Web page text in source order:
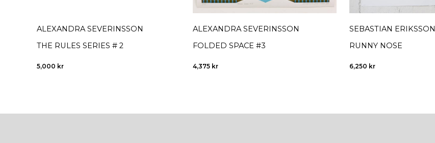
ALEXANDRA SEVERINSSON
THE RULES SERIES # 2
5,000 kr
ALEXANDRA SEVERINSSON
FOLDED SPACE #3
4,375 kr
SEBASTIAN ERIKSSON
RUNNY NOSE
6,250 kr